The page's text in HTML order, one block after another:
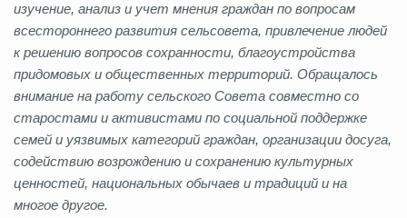
изучение, анализ и учет мнения граждан по вопросам
всестороннего развития сельсовета, привлечение людей
к решению вопросов сохранности, благоустройства
придомовых и общественных территорий. Обращалось
внимание на работу сельского Совета совместно со
старостами и активистами по социальной поддержке
семей и уязвимых категорий граждан, организации досуга,
содействию возрождению и сохранению культурных
ценностей, национальных обычаев и традиций и на
многое другое.